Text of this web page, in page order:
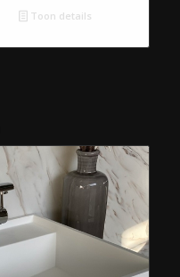
Toon details